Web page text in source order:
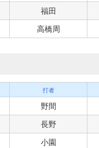
福田
高橋周
打者
野間
長野
小園